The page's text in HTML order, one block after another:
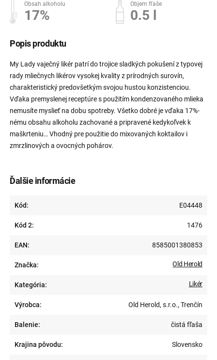
Obsah alkoholu
17%
Objem fľaše
0.5 l
Ďalšie informácie
Kód: E04448
Kód 2: 1476
EAN: 8585001380853
Značka: Old Herold
Kategória: Likér
Výrobca: Old Herold, s.r.o., Trenčín
Balenie: čistá fľaša
Krajina pôvodu: Slovensko
Popis produktu
My Lady vaječný likér patrí do trojice sladkých pokušení z typovej
rady mliečnych likérov vysokej kvality z prírodných surovín,
charakteristický predovšetkým svojou hustou konzistenciou.
Vďaka premyslenej receptúre s použitím kondenzovaného mlieka
nemusíte myslieť na dobu spotreby. Všetko dobré je vďaka 17%-
nému obsahu alkoholu zachované a pripravené kedykoľvek k
maškrteniu… Vhodný pre použitie do mixovaných koktailov i
zmrzlinových a ovocných pohárov.